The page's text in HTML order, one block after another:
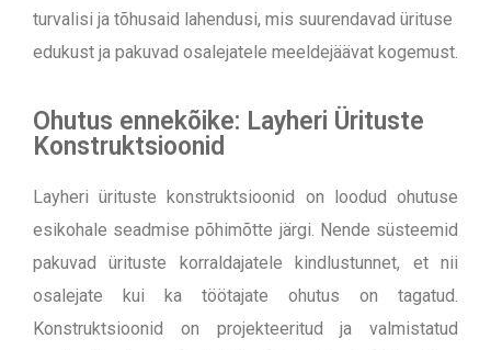
turvalisi ja tõhusaid lahendusi, mis suurendavad ürituse
edukust ja pakuvad osalejatele meeldejäävat kogemust.
Ohutus ennekõike: Layheri Ürituste
Konstruktsioonid
Layheri ürituste konstruktsioonid on loodud ohutuse
esikohale seadmise põhimõtte järgi. Nende süsteemid
pakuvad ürituste korraldajatele kindlustunnet, et nii
osalejate kui ka töötajate ohutus on tagatud.
Konstruktsioonid on projekteeritud ja valmistatud